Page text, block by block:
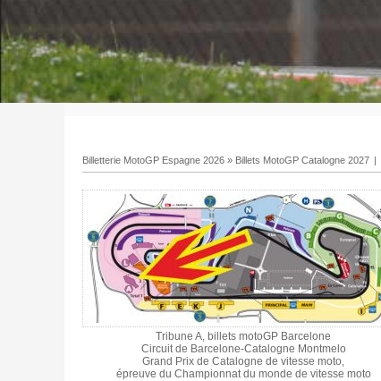
Billetterie MotoGP Espagne 2026 » Billets MotoGP Catalogne 2027 |
Tribune A, billets motoGP Barcelone
Circuit de Barcelone-Catalogne Montmelo
Grand Prix de Catalogne de vitesse moto,
épreuve du Championnat du monde de vitesse moto